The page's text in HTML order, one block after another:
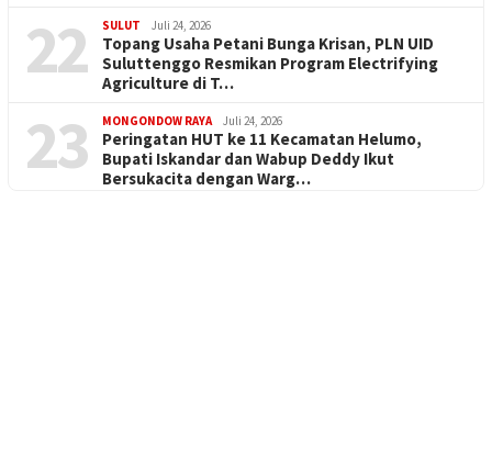
22 SULUT Juli 24, 2026
Topang Usaha Petani Bunga Krisan, PLN UID
Suluttenggo Resmikan Program Electrifying
Agriculture di T…
23 MONGONDOW RAYA Juli 24, 2026
Peringatan HUT ke 11 Kecamatan Helumo,
Bupati Iskandar dan Wabup Deddy Ikut
Bersukacita dengan Warg…